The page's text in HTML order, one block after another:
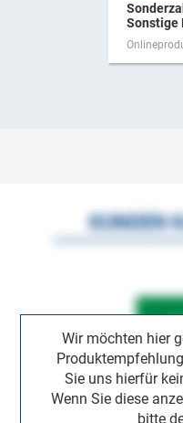
Sonstige
Wir möchten hier
Sie uns hierfür
Wenn Sie diese
bitte
KUNDEN